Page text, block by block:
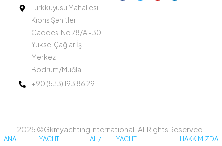
Türkkuyusu Mahallesi
Kıbrıs Şehitleri
Caddesi No 78/A -30
Yüksel Çağlar İş
Merkezi
Bodrum/Muğla
+90 (533) 193 86 29
2025 ©Gkmyachting International. All Rights Reserved.
ANA
YACHT
AL /
YACHT
HAKKIMIZDA